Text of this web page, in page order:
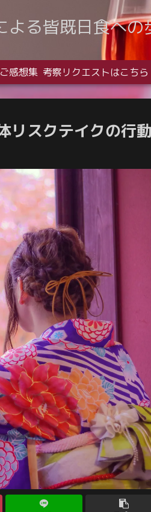
よる皆既日食への
感想集 考察リクエストはこちら
リスクテイクの行動